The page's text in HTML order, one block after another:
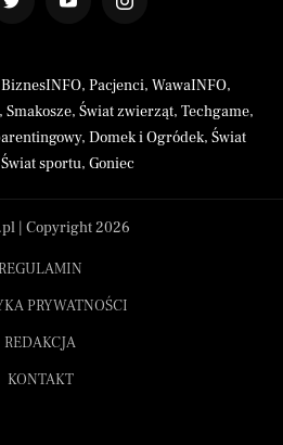
BiznesINFO, Pacjenci, WawaINFO,
, Smakosze, Świat zwierząt, Techgame,
, Domek i Ogródek, Świat
Świat sportu, Goniec
| Copyright 2026
REGULAMIN
PRYWATNOŚCI
REDAKCJA
KONTAKT